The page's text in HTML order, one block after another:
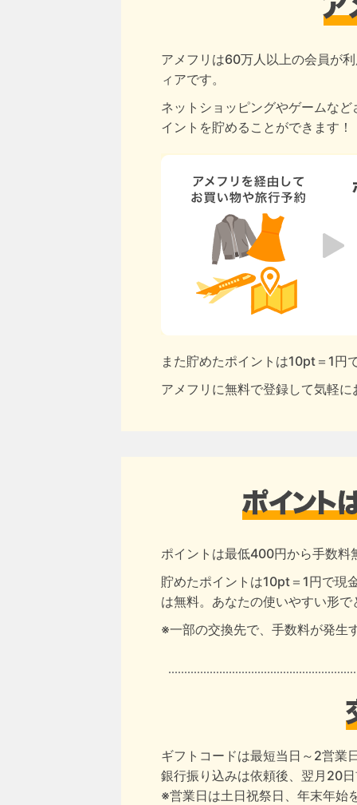
アメフリは60万人以上の会員が
ィアです。
ネットショッピングやゲームな
イントを貯めることができます！
また貯めたポイントは10pt＝1円
アメフリに無料で登録して気軽
ポイントは最低400円から手数料
貯めたポイントは10pt＝1円で現
は無料。あなたの使いやすい形
※一部の交換先で、手数料が発生
ギフトコードは最短当日～2営業
銀行振り込みは依頼後、翌月20
※営業日は土日祝祭日、年末年始